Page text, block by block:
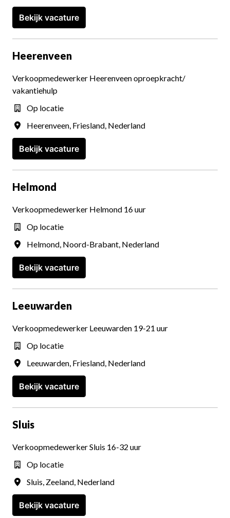
Bekijk vacature
Heerenveen
Verkoopmedewerker Heerenveen oproepkracht/
vakantiehulp
Op locatie
Heerenveen, Friesland, Nederland
Bekijk vacature
Helmond
Verkoopmedewerker Helmond 16 uur
Op locatie
Helmond, Noord-Brabant, Nederland
Bekijk vacature
Leeuwarden
Verkoopmedewerker Leeuwarden 19-21 uur
Op locatie
Leeuwarden, Friesland, Nederland
Bekijk vacature
Sluis
Verkoopmedewerker Sluis 16-32 uur
Op locatie
Sluis, Zeeland, Nederland
Bekijk vacature